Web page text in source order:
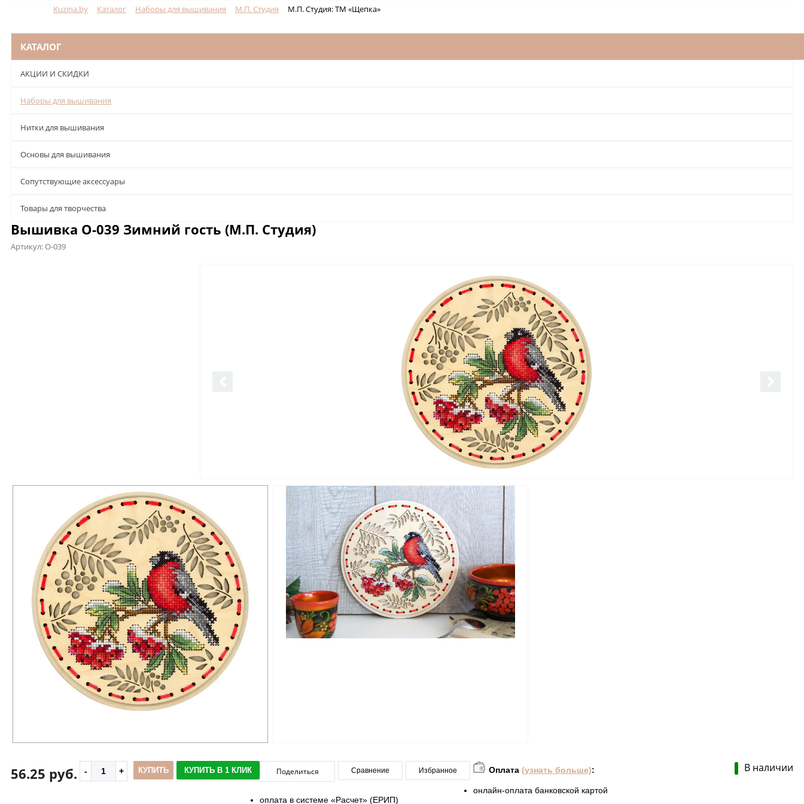
Kuzina.by Каталог Наборы для вышивания М.П. Студия М.П. Студия: ТМ «Щепка»
КАТАЛОГ
АКЦИИ И СКИДКИ
Наборы для вышивания
Нитки для вышивания
Основы для вышивания
Сопутствующие аксессуары
Товары для творчества
Вышивка О-039 Зимний гость (М.П. Студия)
Артикул:О-039
В наличии
56.25 руб. КУПИТЬ КУПИТЬ В 1 КЛИК Поделиться Сравнение Избранное Оплата (узнать больше):
онлайн-оплата банковской картой
оплата в системе «Расчет» (ЕРИП)